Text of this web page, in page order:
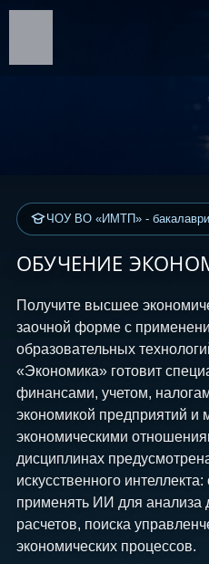
ЧОУ ВО «ИМТП» -
ОБУЧЕНИЕ
Получите высшее
заочной форме с
образовательных
«Экономика» готовит
финансами, учетом,
экономикой предприятий
экономическими
дисциплинах
искусственного
применять ИИ для анализа
расчетов, поиска
экономических процессов.